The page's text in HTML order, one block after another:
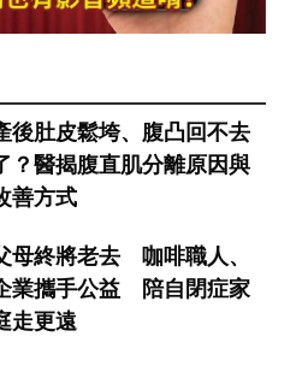
後肚皮鬆垮、腹凸回不去
？醫揭腹直肌分離原因與
善方式
母終將老去 咖啡職人、
業攜手公益 陪自閉症家
走更遠